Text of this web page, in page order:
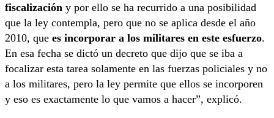
fiscalización y por ello se ha recurrido a una posibilidad
que la ley contempla, pero que no se aplica desde el año
2010, que es incorporar a los militares en este esfuerzo.
En esa fecha se dictó un decreto que dijo que se iba a
focalizar esta tarea solamente en las fuerzas policiales y no
a los militares, pero la ley permite que ellos se incorporen
y eso es exactamente lo que vamos a hacer”, explicó.